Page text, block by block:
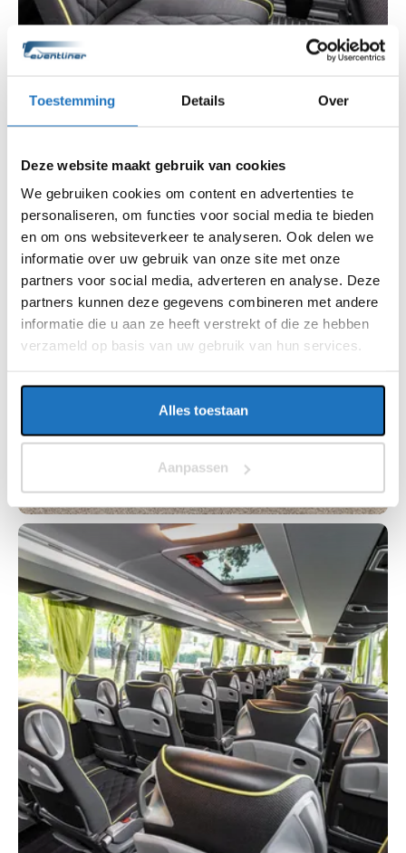
Toestemming Details Over
Deze website maakt gebruik van cookies
We gebruiken cookies om content en advertenties te
personaliseren, om functies voor social media te bieden
en om ons websiteverkeer te analyseren. Ook delen we
informatie over uw gebruik van onze site met onze
partners voor social media, adverteren en analyse. Deze
partners kunnen deze gegevens combineren met andere
informatie die u aan ze heeft verstrekt of die ze hebben
verzameld op basis van uw gebruik van hun services.
Alles toestaan
Aanpassen